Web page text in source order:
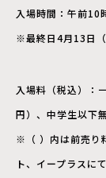
入場時間：午前10
※最終日4月13日（
入場料（税込）
円）、中学生以下
※（ ）内は前売り
ト、イープラスに